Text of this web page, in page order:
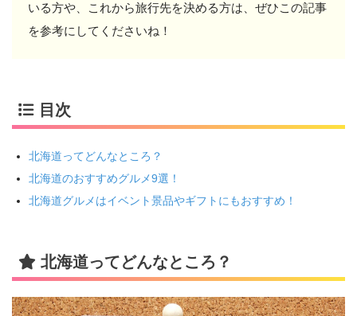
いる方や、これから旅行先を決める方は、ぜひこの記事
を参考にしてくださいね！
目次
北海道ってどんなところ？
北海道のおすすめグルメ9選！
北海道グルメはイベント景品やギフトにもおすすめ！
北海道ってどんなところ？